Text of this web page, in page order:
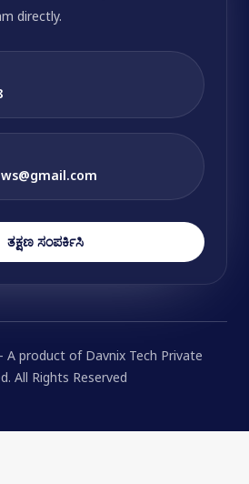
directly.
ತಕ್ಷಣ ಸಂಪರ್ಕಿಸಿ
product of Davnix Tech Private
All Rights Reserved